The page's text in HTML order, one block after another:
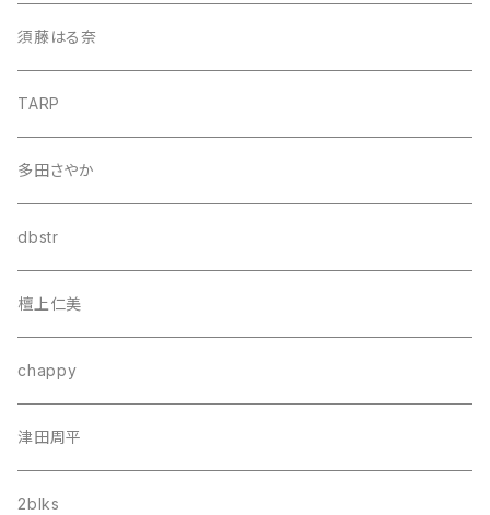
須藤はる奈
TARP
多田さやか
dbstr
檀上仁美
chappy
津田周平
2blks